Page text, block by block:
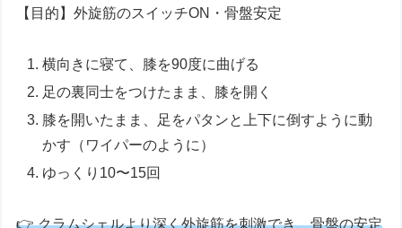
【目的】外旋筋のスイッチON・骨盤安定
横向きに寝て、膝を90度に曲げる
足の裏同士をつけたまま、膝を開く
膝を開いたまま、足をパタンと上下に倒すように動
かす（ワイパーのように）
ゆっくり10〜15回
👉 クラムシェルより深く外旋筋を刺激でき、骨盤の安定